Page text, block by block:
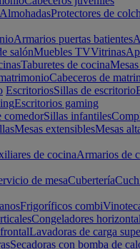
AlmohadasProtectores de
Armarios puertas batientes
salónMuebles TVVitrinas
Taburetes de cocina
Cabeceros de
EscritoriosSillas de escritorio
Escritorios gaming
comedorSillas infantiles
Mesas extensiblesMesas
de cocinaArmarios de
de mesaCubertería
Frigoríficos combi
Congeladores
Lavadoras de carga
Secadoras con bomba de